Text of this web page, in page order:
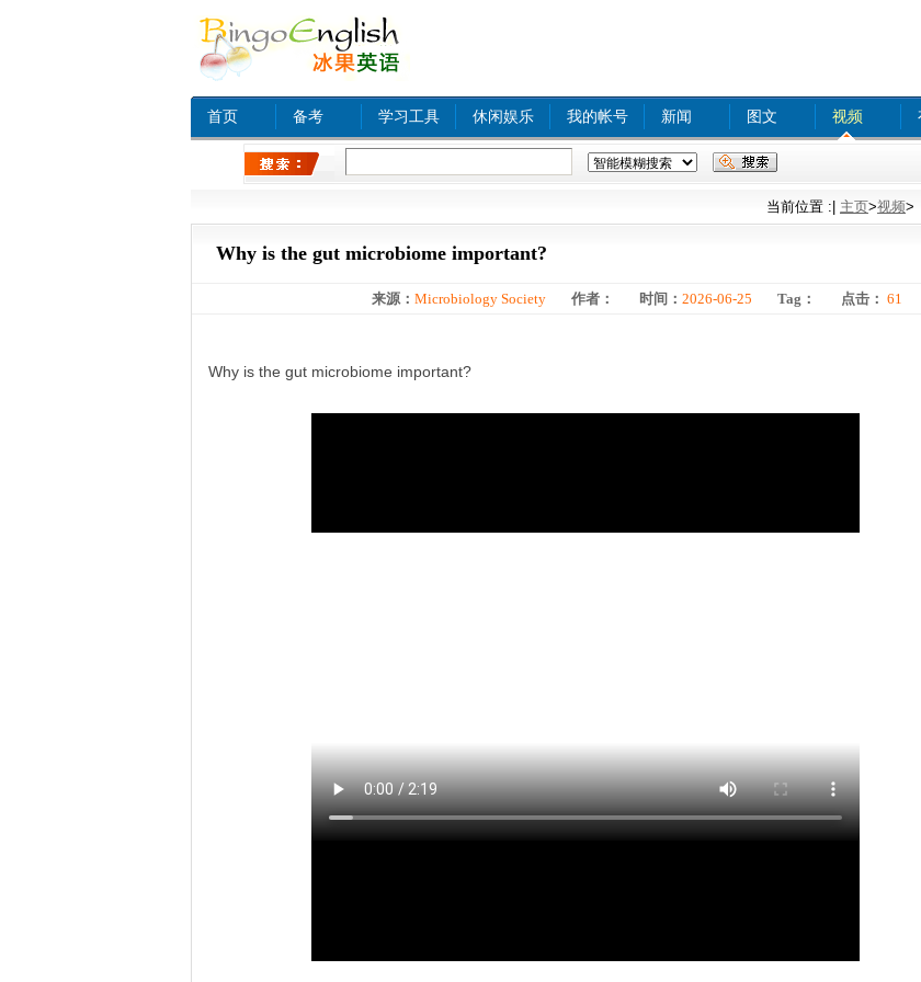
首页 备考 学习工具 休闲娱乐 我的帐号 新闻 图文 视频
当前位置 : 主页>视频>
Why is the gut microbiome important?
来源： Microbiology Society 作者： 时间： 2026-06-25 Tag： 点击： 61
Why is the gut microbiome important?